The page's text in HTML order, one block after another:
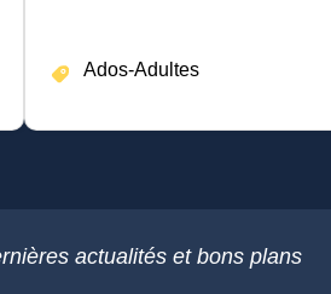
Ados-Adultes
actualités et bons plans